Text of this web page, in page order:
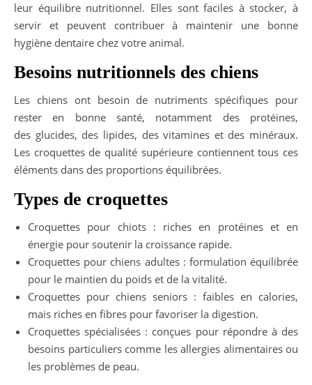
leur équilibre nutritionnel. Elles sont faciles à stocker, à
servir et peuvent contribuer à maintenir une bonne
hygiène dentaire chez votre animal.
Besoins nutritionnels des chiens
Les chiens ont besoin de nutriments spécifiques pour
rester en bonne santé, notamment des protéines,
des glucides, des lipides, des vitamines et des minéraux.
Les croquettes de qualité supérieure contiennent tous ces
éléments dans des proportions équilibrées.
Types de croquettes
Croquettes pour chiots : riches en protéines et en
énergie pour soutenir la croissance rapide.
Croquettes pour chiens adultes : formulation équilibrée
pour le maintien du poids et de la vitalité.
Croquettes pour chiens seniors : faibles en calories,
mais riches en fibres pour favoriser la digestion.
Croquettes spécialisées : conçues pour répondre à des
besoins particuliers comme les allergies alimentaires ou
les problèmes de peau.